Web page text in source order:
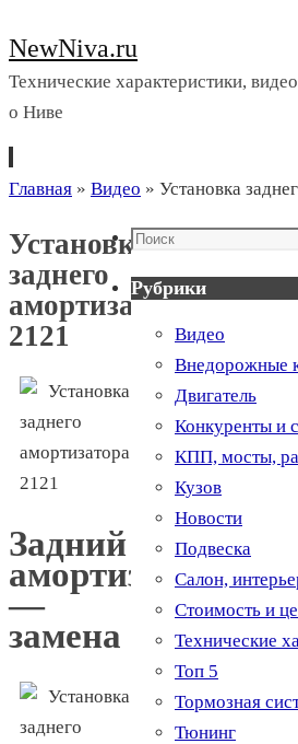
NewNiva.ru
Технические характеристики,
о Ниве
Перейти
содержимому
Главная » Видео » Установка
Установка
заднего
амортизатора
2121
Задний
амортизатор
—
замена
Поиск
Рубрики
Видео
Внедорожные
Двигатель
Конкуренты и
КПП, мосты,
Кузов
Новости
Подвеска
Салон,
Стоимость и
Технические
Топ 5
Тормозная
Тюнинг